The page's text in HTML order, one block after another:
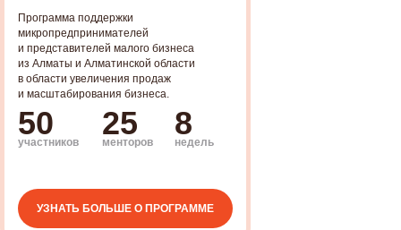
50
участников
25
менторов
8
недель
Программа поддержки
микропредпринимателей
и представителей малого бизнеса
из Алматы и Алматинской области
в области увеличения продаж
и масштабирования бизнеса.
УЗНАТЬ БОЛЬШЕ О ПРОГРАММЕ